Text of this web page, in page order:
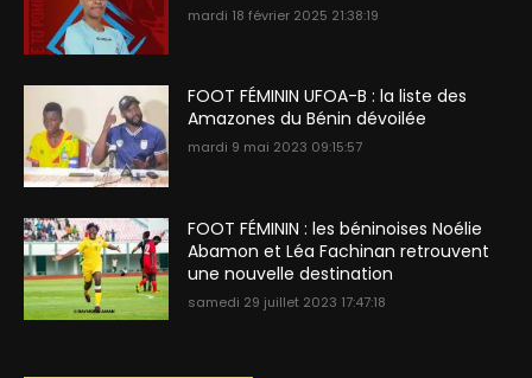
mardi 18 février 2025 21:38:19
FOOT FÉMININ UFOA-B : la liste des
Amazones du Bénin dévoilée
mardi 9 mai 2023 09:15:57
FOOT FÉMININ : les béninoises Noélie
Abamon et Léa Fachinan retrouvent
une nouvelle destination
samedi 29 juillet 2023 17:47:18